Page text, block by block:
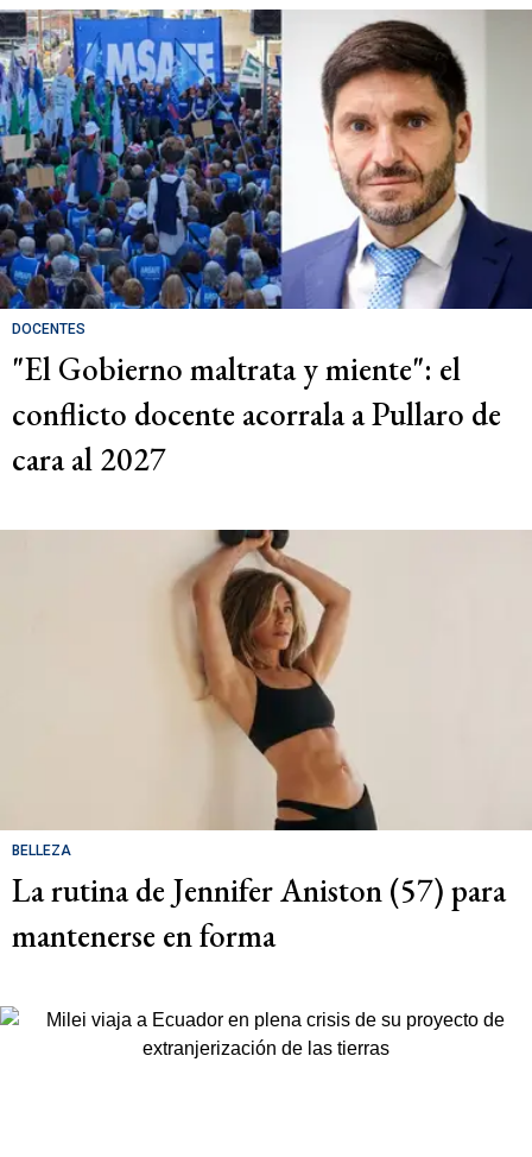
DOCENTES
"El Gobierno maltrata y miente": el
conflicto docente acorrala a Pullaro de
cara al 2027
BELLEZA
La rutina de Jennifer Aniston (57) para
mantenerse en forma